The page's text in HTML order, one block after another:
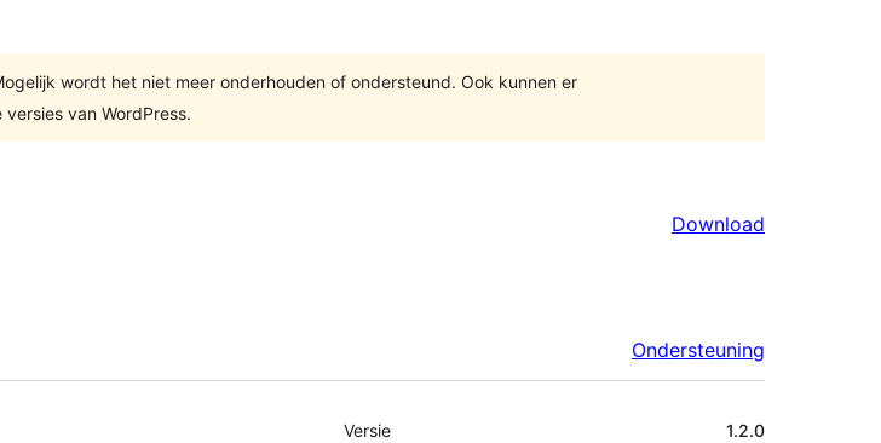
wordt het niet meer onderhouden of ondersteund. Ook kunnen er
van WordPress.
Download
Ondersteuning
Meta
Versie 1.2.0